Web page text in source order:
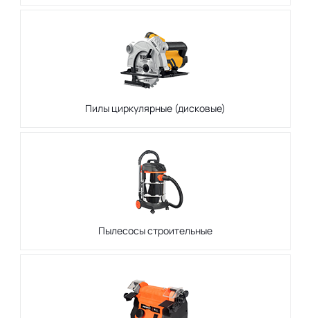
Пилы циркулярные (дисковые)
Пылесосы строительные